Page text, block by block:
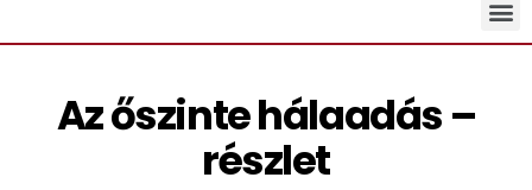
Az őszinte hálaadás –
részlet